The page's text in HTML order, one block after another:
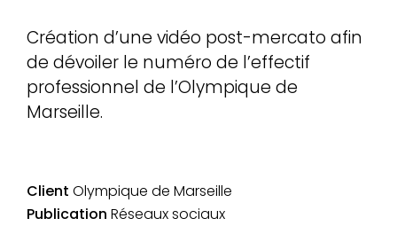
Création d’une vidéo post-mercato afin
de dévoiler le numéro de l’effectif
professionnel de l’Olympique de
Marseille.
Client Olympique de Marseille
Publication Réseaux sociaux